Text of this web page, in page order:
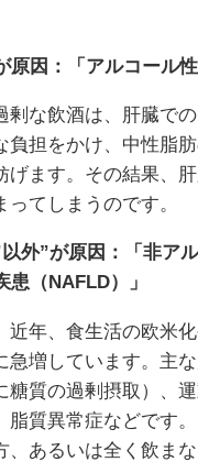
原因：「アルコール性
剰な飲酒は、肝臓で
負担をかけ、中性脂
げます。その結果、
てしまうのです。
外”が原因：「非ア
患（NAFLD）」
近年、食生活の欧米
急増しています。主な
質の過剰摂取）、運
脂質異常症などです
、あるいは全く飲ま